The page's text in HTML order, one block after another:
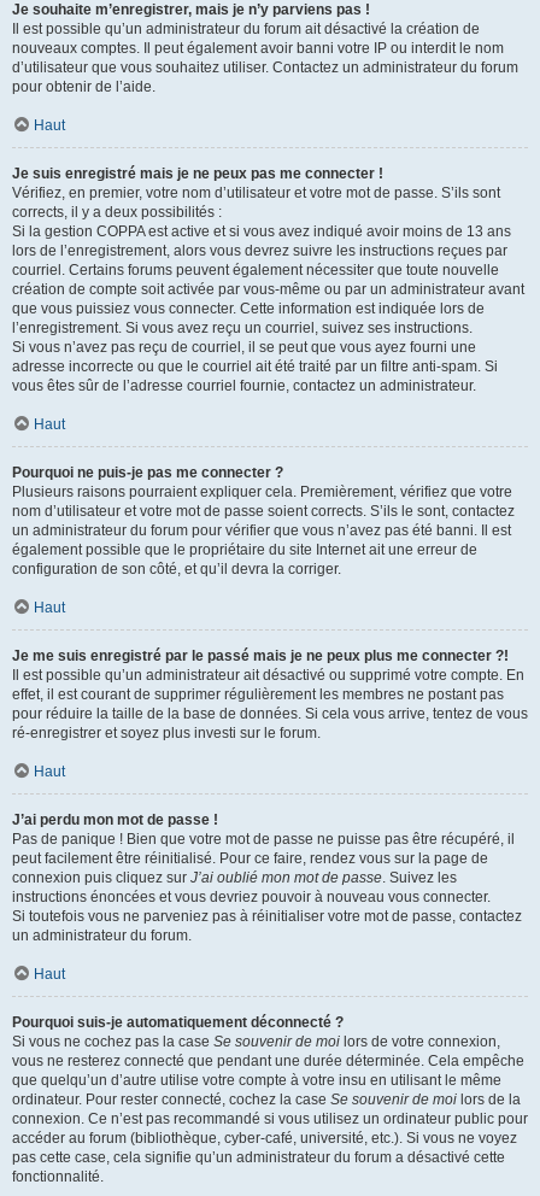
Je souhaite m’enregistrer, mais je n’y parviens pas !
Il est possible qu’un administrateur du forum ait désactivé la création de
nouveaux comptes. Il peut également avoir banni votre IP ou interdit le nom
d’utilisateur que vous souhaitez utiliser. Contactez un administrateur du forum
pour obtenir de l’aide.
Haut
Je suis enregistré mais je ne peux pas me connecter !
Vérifiez, en premier, votre nom d’utilisateur et votre mot de passe. S’ils sont
corrects, il y a deux possibilités :
Si la gestion COPPA est active et si vous avez indiqué avoir moins de 13 ans
lors de l’enregistrement, alors vous devrez suivre les instructions reçues par
courriel. Certains forums peuvent également nécessiter que toute nouvelle
création de compte soit activée par vous-même ou par un administrateur avant
que vous puissiez vous connecter. Cette information est indiquée lors de
l’enregistrement. Si vous avez reçu un courriel, suivez ses instructions.
Si vous n’avez pas reçu de courriel, il se peut que vous ayez fourni une
adresse incorrecte ou que le courriel ait été traité par un filtre anti-spam. Si
vous êtes sûr de l’adresse courriel fournie, contactez un administrateur.
Haut
Pourquoi ne puis-je pas me connecter ?
Plusieurs raisons pourraient expliquer cela. Premièrement, vérifiez que votre
nom d’utilisateur et votre mot de passe soient corrects. S’ils le sont, contactez
un administrateur du forum pour vérifier que vous n’avez pas été banni. Il est
également possible que le propriétaire du site Internet ait une erreur de
configuration de son côté, et qu’il devra la corriger.
Haut
Je me suis enregistré par le passé mais je ne peux plus me connecter ?!
Il est possible qu’un administrateur ait désactivé ou supprimé votre compte. En
effet, il est courant de supprimer régulièrement les membres ne postant pas
pour réduire la taille de la base de données. Si cela vous arrive, tentez de vous
ré-enregistrer et soyez plus investi sur le forum.
Haut
J’ai perdu mon mot de passe !
Pas de panique ! Bien que votre mot de passe ne puisse pas être récupéré, il
peut facilement être réinitialisé. Pour ce faire, rendez vous sur la page de
connexion puis cliquez sur J’ai oublié mon mot de passe. Suivez les
instructions énoncées et vous devriez pouvoir à nouveau vous connecter.
Si toutefois vous ne parveniez pas à réinitialiser votre mot de passe, contactez
un administrateur du forum.
Haut
Pourquoi suis-je automatiquement déconnecté ?
Si vous ne cochez pas la case Se souvenir de moi lors de votre connexion,
vous ne resterez connecté que pendant une durée déterminée. Cela empêche
que quelqu’un d’autre utilise votre compte à votre insu en utilisant le même
ordinateur. Pour rester connecté, cochez la case Se souvenir de moi lors de la
connexion. Ce n’est pas recommandé si vous utilisez un ordinateur public pour
accéder au forum (bibliothèque, cyber-café, université, etc.). Si vous ne voyez
pas cette case, cela signifie qu’un administrateur du forum a désactivé cette
fonctionnalité.